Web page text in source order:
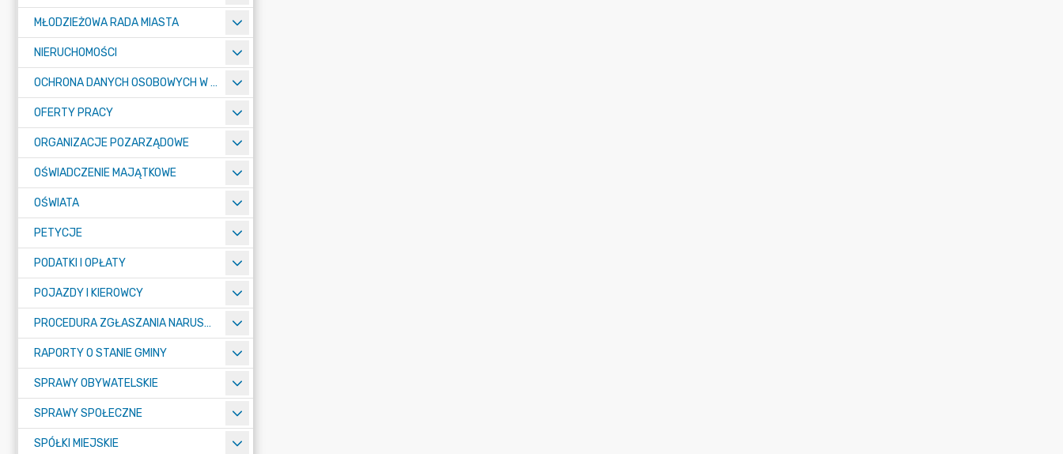
MŁODZIEŻOWA RADA MIASTA
NIERUCHOMOŚCI
OCHRONA DANYCH OSOBOWYCH W URZĘDZIE MIASTA ŻORY - RODO
OFERTY PRACY
ORGANIZACJE POZARZĄDOWE
OŚWIADCZENIE MAJĄTKOWE
OŚWIATA
PETYCJE
PODATKI I OPŁATY
POJAZDY I KIEROWCY
PROCEDURA ZGŁASZANIA NARUSZEŃ PRAWA
RAPORTY O STANIE GMINY
SPRAWY OBYWATELSKIE
SPRAWY SPOŁECZNE
SPÓŁKI MIEJSKIE